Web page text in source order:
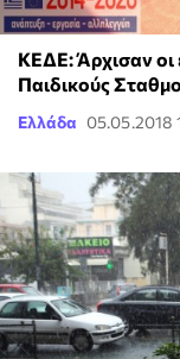
ΚΕΔΕ: Άρχισαν οι
Παιδικούς
Ελλάδα 05.05.2018